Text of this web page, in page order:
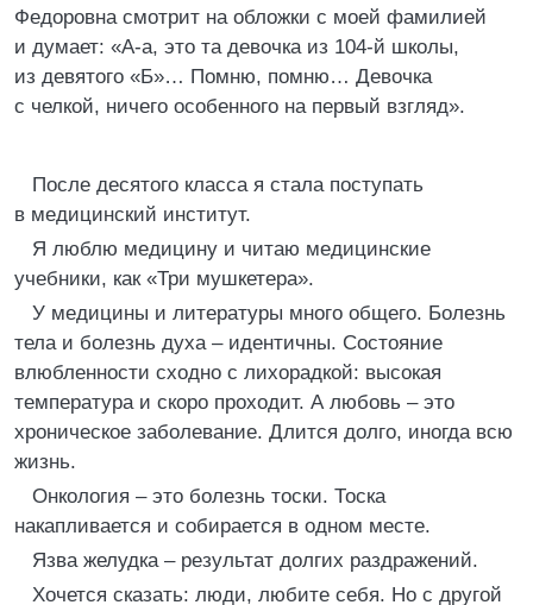
Федоровна смотрит на обложки с моей фамилией
и думает: «А-а, это та девочка из 104-й школы,
из девятого «Б»… Помню, помню… Девочка
с челкой, ничего особенного на первый взгляд».
После десятого класса я стала поступать
в медицинский институт.
Я люблю медицину и читаю медицинские
учебники, как «Три мушкетера».
У медицины и литературы много общего. Болезнь
тела и болезнь духа – идентичны. Состояние
влюбленности сходно с лихорадкой: высокая
температура и скоро проходит. А любовь – это
хроническое заболевание. Длится долго, иногда всю
жизнь.
Онкология – это болезнь тоски. Тоска
накапливается и собирается в одном месте.
Язва желудка – результат долгих раздражений.
Хочется сказать: люди, любите себя. Но с другой